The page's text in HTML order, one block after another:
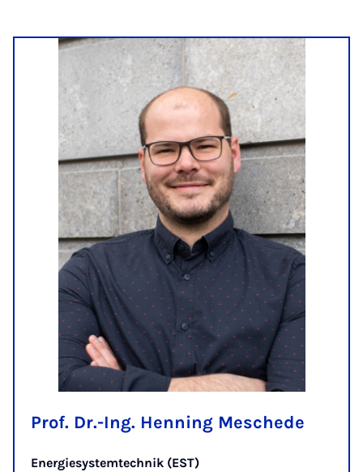
Prof. Dr.-Ing. Henning Meschede
Energiesystemtechnik (EST)